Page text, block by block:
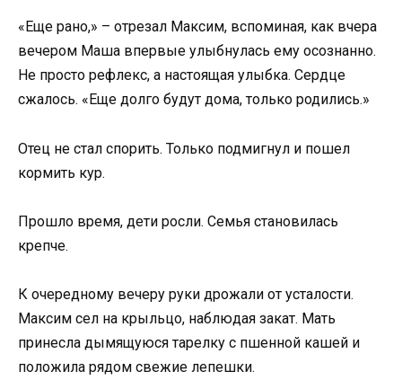
«Еще рано,» – отрезал Максим, вспоминая, как вчера
вечером Маша впервые улыбнулась ему осознанно.
Не просто рефлекс, а настоящая улыбка. Сердце
сжалось. «Еще долго будут дома, только родились.»
Отец не стал спорить. Только подмигнул и пошел
кормить кур.
Прошло время, дети росли. Семья становилась
крепче.
К очередному вечеру руки дрожали от усталости.
Максим сел на крыльцо, наблюдая закат. Мать
принесла дымящуюся тарелку с пшенной кашей и
положила рядом свежие лепешки.